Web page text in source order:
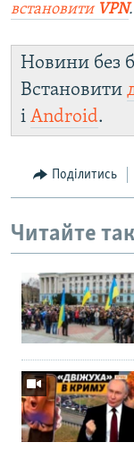
встановити VPN.
Новини без
Встановити
і Android.
Поділитись
Читайте